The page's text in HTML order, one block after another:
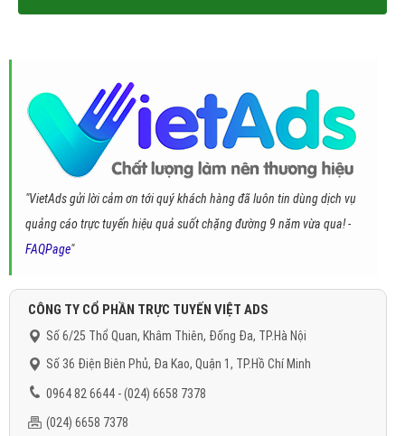
"VietAds gửi lời cảm ơn tới quý khách hàng đã luôn tin dùng dịch vụ
quảng cáo trực tuyến hiệu quả suốt chặng đường 9 năm vừa qua! -
FAQPage"
CÔNG TY CỔ PHẦN TRỰC TUYẾN VIỆT ADS
Số 6/25 Thổ Quan, Khâm Thiên, Đống Đa, TP.Hà Nội
Số 36 Điện Biên Phủ, Đa Kao, Quận 1, TP.Hồ Chí Minh
0964 82 6644 - (024) 6658 7378
(024) 6658 7378